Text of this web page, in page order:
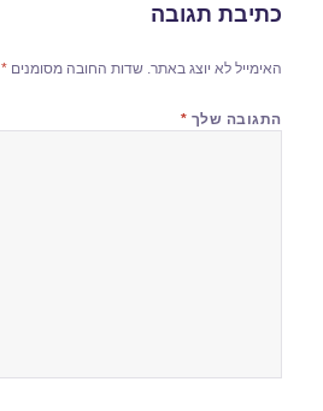
כתיבת תגובה
האימייל לא יוצג באתר. שדות החובה מסומנים*
התגובה שלך *